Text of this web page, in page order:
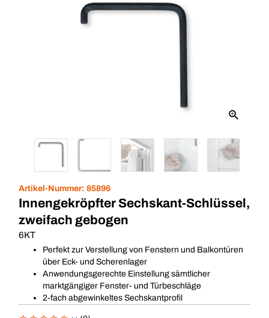
Artikel-Nummer: 85896
Innengekröpfter Sechskant-Schlüssel,
zweifach gebogen
6KT
Perfekt zur Verstellung von Fenstern und Balkontüren
über Eck- und Scherenlager
Anwendungsgerechte Einstellung sämtlicher
marktgängiger Fenster- und Türbeschläge
2-fach abgewinkeltes Sechskantprofil